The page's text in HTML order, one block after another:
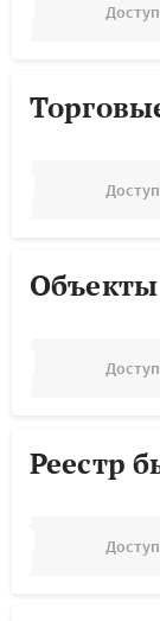
Реестр